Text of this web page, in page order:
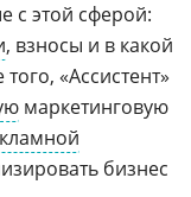
с этой сферой:
, взносы и в какой
«Ассистент»
маркетинговую
бизнес